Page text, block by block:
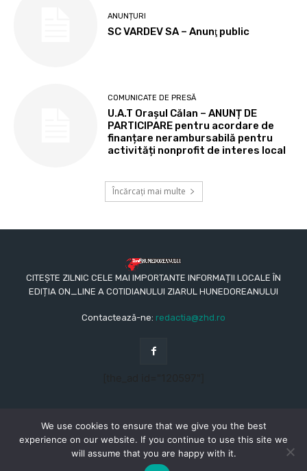
ANUNȚURI
SC VARDEV SA – Anunţ public
COMUNICATE DE PRESĂ
U.A.T Orașul Călan – ANUNȚ DE
PARTICIPARE pentru acordare de
finanțare nerambursabilă pentru
activități nonprofit de interes local
Încărcați mai multe
CITEȘTE ZILNIC CELE MAI IMPORTANTE INFORMAȚII LOCALE ÎN
EDIȚIA ON_LINE A COTIDIANULUI ZIARUL HUNEDOREANULUI
Contactează-ne: redactia@zhd.ro
© Copyright - 2015 - 2023 - Ziarul Hunedoreanului
We use cookies to ensure that we give you the best
experience on our website. If you continue to use this site we
will assume that you are happy with it.